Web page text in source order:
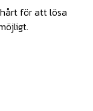
för att lösa